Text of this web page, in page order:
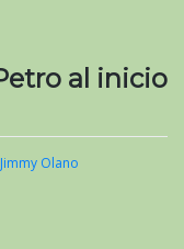
al inicio
Jimmy Olano